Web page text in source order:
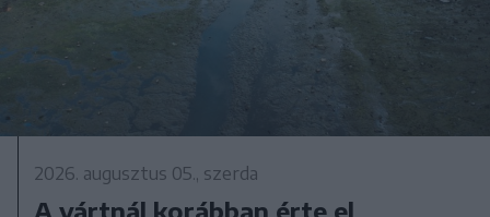
2026. augusztus 05., szerda
A vártnál korábban érte el